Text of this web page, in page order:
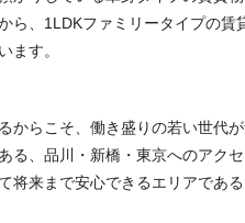
ら、1LDKファミリータイプの賃
ます。
からこそ、働き盛りの若い世代
る、品川・新橋・ 東京へのアク
将来まで安心できるエリアである